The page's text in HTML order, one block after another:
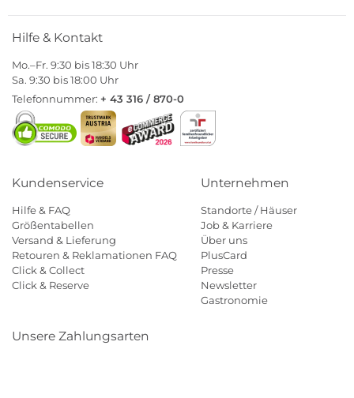
Hilfe & Kontakt
Mo.–Fr. 9:30 bis 18:30 Uhr
Sa. 9:30 bis 18:00 Uhr
Telefonnummer: + 43 316 / 870-0
Kundenservice
Hilfe & FAQ
Größentabellen
Versand & Lieferung
Retouren & Reklamationen FAQ
Click & Collect
Click & Reserve
Unternehmen
Standorte / Häuser
Job & Karriere
Über uns
PlusCard
Presse
Newsletter
Gastronomie
Unsere Zahlungsarten